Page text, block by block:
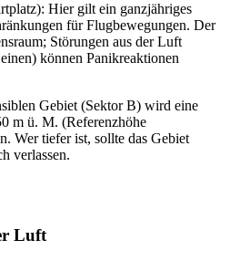
Hier gilt ein ganzjähriges
für Flugbewegungen. Der
Störungen aus der Luft
können Panikreaktionen
Gebiet (Sektor B) wird eine
m ü. M. (Referenzhöhe
Wer tiefer ist, sollte das Gebiet
verlassen.
Luft